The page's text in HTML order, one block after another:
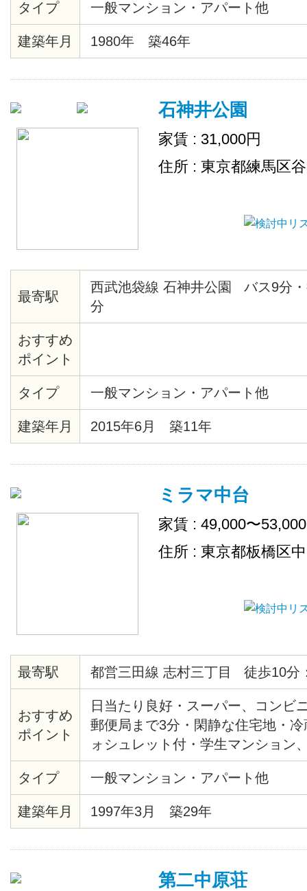
ーム済みです
タイプ 一般マンション・アパート他
建築年月 1980年 築46年
石神井公園
家賃 : 31,000円
住所 : 東京都練馬区
最寄駅
西武池袋線 石神井公園 バス9分
分
おすすめ
ポイント
タイプ 一般マンション・アパート他
建築年月 2015年6月 築11年
ミラマ中台
家賃 : 49,000〜
住所 : 東京都板橋区
最寄駅 都営三田線 志村三丁目 徒歩10分
おすすめ
ポイント
日当たり良好・スーパー、コンビ
郵便局まで3分・閑静な住宅地・
ォシュレット付・学生マンション
ンタイプ
タイプ
一般マンション・アパート他
建築年月 1997年3月 築29年
第二中原荘